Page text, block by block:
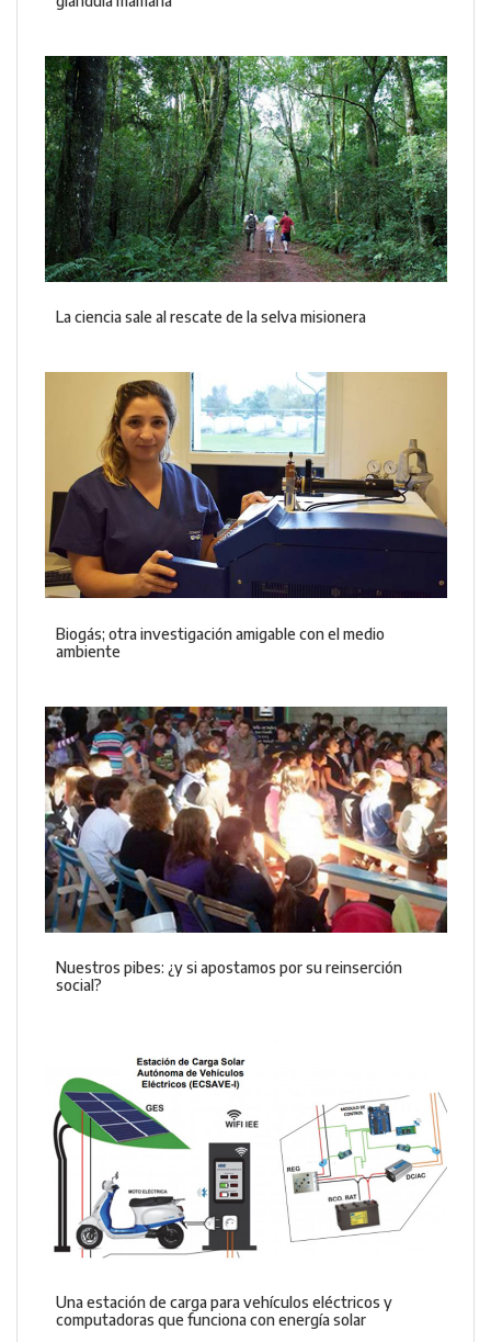
La ciencia sale al rescate de la selva misionera
Biogás; otra investigación amigable con el medio
ambiente
Nuestros pibes: ¿y si apostamos por su reinserción
social?
Una estación de carga para vehículos eléctricos y
computadoras que funciona con energía solar